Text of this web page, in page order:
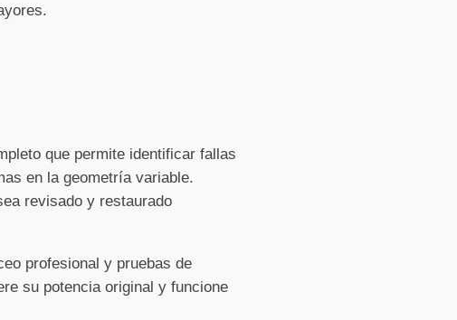
que permite identificar fallas
en la geometría variable.
revisado y restaurado
profesional y pruebas de
su potencia original y funcione